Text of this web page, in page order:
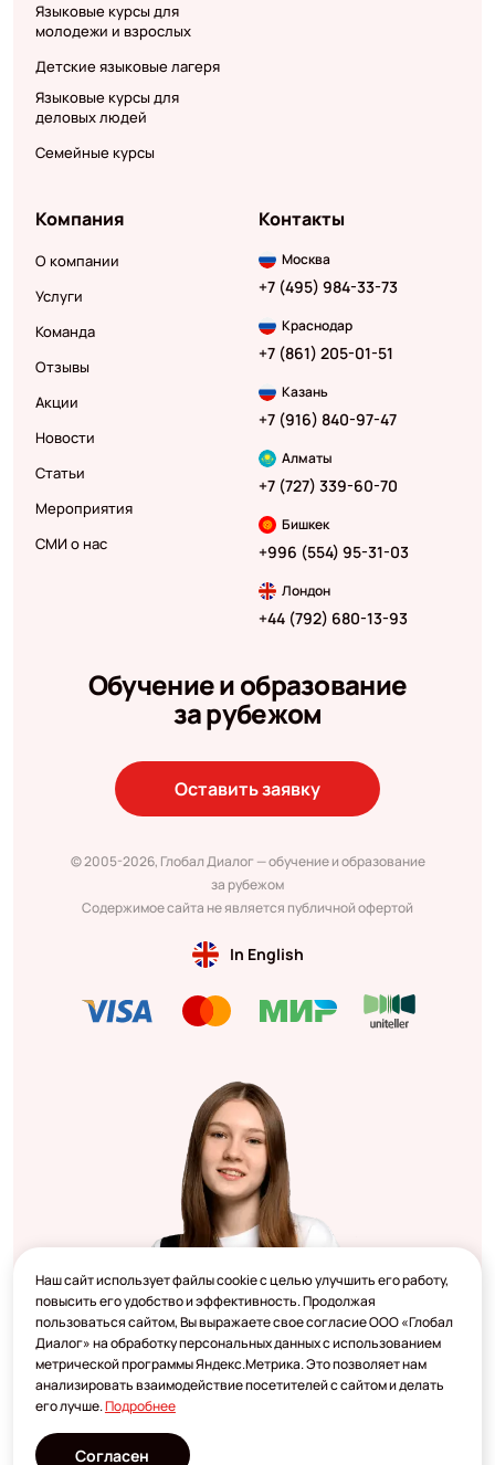
Языковые курсы для
молодежи и взрослых
Детские языковые лагеря
Языковые курсы для
деловых людей
Семейные курсы
Компания
О компании
Услуги
Команда
Отзывы
Акции
Новости
Статьи
Мероприятия
СМИ о нас
Контакты
Москва
+7 (495) 984-33-73
Краснодар
+7 (861) 205-01-51
Казань
+7 (916) 840-97-47
Алматы
+7 (727) 339-60-70
Бишкек
+996 (554) 95-31-03
Лондон
+44 (792) 680-13-93
Обучение и образование
за рубежом
Оставить заявку
© 2005-2026, Глобал Диалог — обучение и образование
за рубежом
Содержимое сайта не является публичной офертой
In English
Наш сайт использует файлы cookie с целью улучшить его работу,
повысить его удобство и эффективность. Продолжая
пользоваться сайтом, Вы выражаете свое согласие ООО «Глобал
Диалог» на обработку персональных данных с использованием
метрической программы Яндекс.Метрика. Это позволяет нам
анализировать взаимодействие посетителей с сайтом и делать
его лучше.Подробнее
Согласен